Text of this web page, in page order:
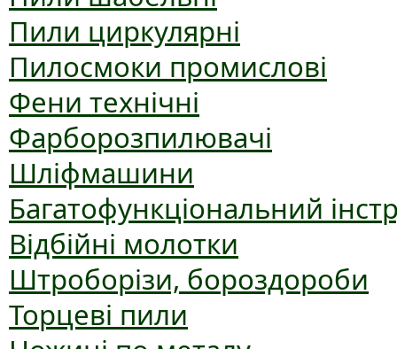
Пили циркулярні
Пилосмоки промислові
Фени технічні
Фарборозпилювачі
Шліфмашини
Багатофункціональний
Відбійні молотки
Штроборізи, бороздороби
Торцеві пили